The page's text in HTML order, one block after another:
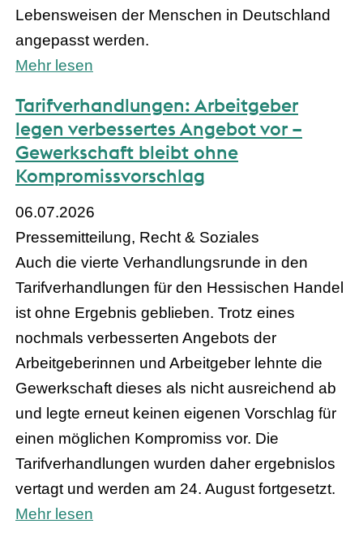
Lebensweisen der Menschen in Deutschland
angepasst werden.
Mehr lesen
Tarifverhandlungen: Arbeitgeber
legen verbessertes Angebot vor –
Gewerkschaft bleibt ohne
Kompromissvorschlag
06.07.2026
Pressemitteilung, Recht & Soziales
Auch die vierte Verhandlungsrunde in den
Tarifverhandlungen für den Hessischen Handel
ist ohne Ergebnis geblieben. Trotz eines
nochmals verbesserten Angebots der
Arbeitgeberinnen und Arbeitgeber lehnte die
Gewerkschaft dieses als nicht ausreichend ab
und legte erneut keinen eigenen Vorschlag für
einen möglichen Kompromiss vor. Die
Tarifverhandlungen wurden daher ergebnislos
vertagt und werden am 24. August fortgesetzt.
Mehr lesen